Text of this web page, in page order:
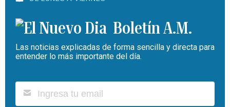
Boletín A.M.
Las noticias explicadas de forma sencilla y directa para
entender lo más importante del día.